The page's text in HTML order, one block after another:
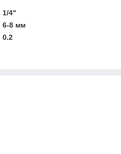
1/4"
6-8 мм
0.2